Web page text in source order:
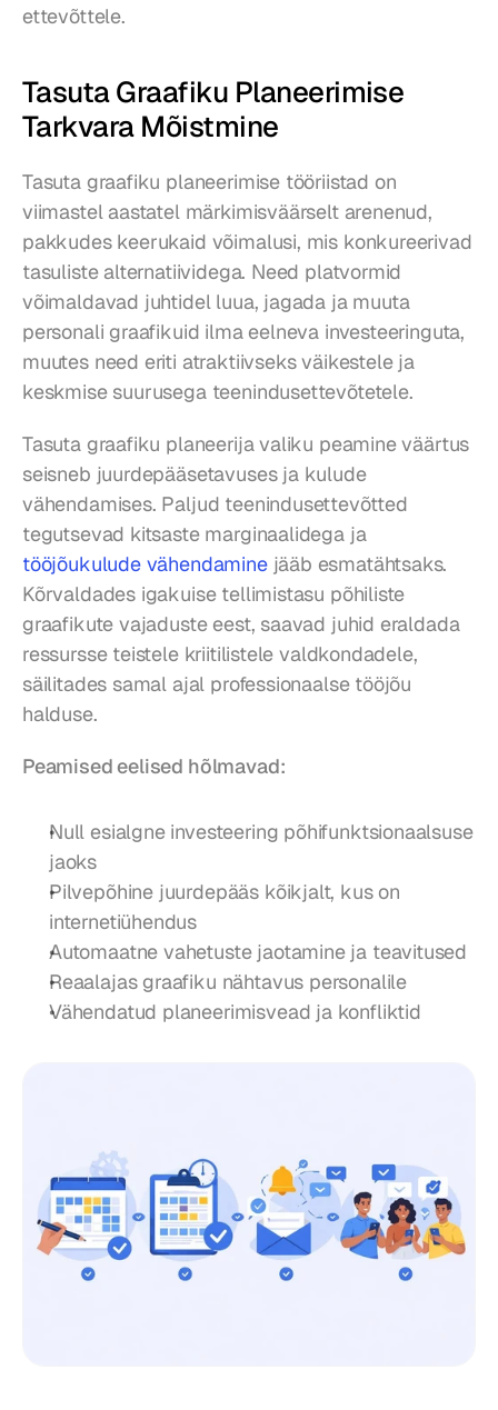
ettevõttele.
Tasuta Graafiku Planeerimise
Tarkvara Mõistmine
Tasuta graafiku planeerimise tööriistad on
viimastel aastatel märkimisväärselt arenenud,
pakkudes keerukaid võimalusi, mis konkureerivad
tasuliste alternatiividega. Need platvormid
võimaldavad juhtidel luua, jagada ja muuta
personali graafikuid ilma eelneva investeeringuta,
muutes need eriti atraktiivseks väikestele ja
keskmise suurusega teenindusettevõtetele.
Tasuta graafiku planeerija valiku peamine väärtus
seisneb juurdepääsetavuses ja kulude
vähendamises. Paljud teenindusettevõtted
tegutsevad kitsaste marginaalidega ja
tööjõukulude vähendamine jääb esmatähtsaks.
Kõrvaldades igakuise tellimistasu põhiliste
graafikute vajaduste eest, saavad juhid eraldada
ressursse teistele kriitilistele valdkondadele,
säilitades samal ajal professionaalse tööjõu
halduse.
Peamised eelised hõlmavad:
Null esialgne investeering põhifunktsionaalsuse
jaoks
Pilvepõhine juurdepääs kõikjalt, kus on
internetiühendus
Automaatne vahetuste jaotamine ja teavitused
Reaalajas graafiku nähtavus personalile
Vähendatud planeerimisvead ja konfliktid